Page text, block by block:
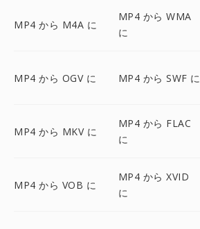
MP4 から M4A に
MP4 から WMA
に
MP4 から OGV に MP4 から SWF に
MP4 から MKV に
MP4 から FLAC
に
MP4 から VOB に
MP4 から XVID
に